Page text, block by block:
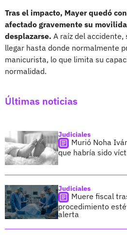
Tras el impacto, Mayer quedó
afectado gravemente su
desplazarse. A raíz del
llegar hasta donde normalmente
manicurista, lo que limita su
normalidad.
Últimas noticias
Judiciales
Murió Noha
que habría sido
Judiciales
Muere fiscal
procedimiento
alerta